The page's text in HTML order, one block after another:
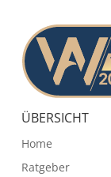
ÜBERSICHT
Home
Ratgeber